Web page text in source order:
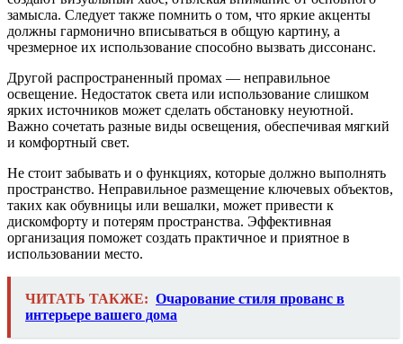
замысла. Следует также помнить о том, что яркие акценты
должны гармонично вписываться в общую картину, а
чрезмерное их использование способно вызвать диссонанс.
Другой распространенный промах — неправильное
освещение. Недостаток света или использование слишком
ярких источников может сделать обстановку неуютной.
Важно сочетать разные виды освещения, обеспечивая мягкий
и комфортный свет.
Не стоит забывать и о функциях, которые должно выполнять
пространство. Неправильное размещение ключевых объектов,
таких как обувницы или вешалки, может привести к
дискомфорту и потерям пространства. Эффективная
организация поможет создать практичное и приятное в
использовании место.
ЧИТАТЬ ТАКЖЕ: Очарование стиля прованс в
интерьере вашего дома